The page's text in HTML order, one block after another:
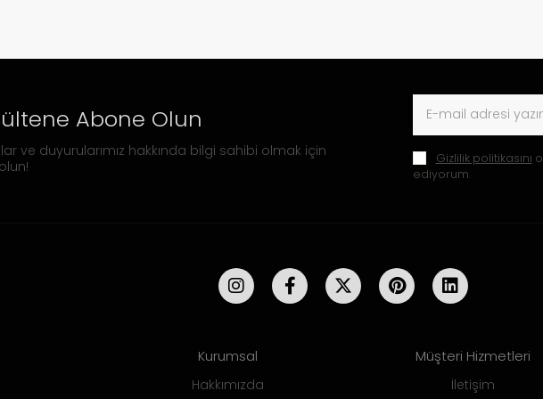
Abone Olun
ve duyurularımız hakkında bilgi sahibi olmak için
Gizlilik politikasını
ediyorum.
Kurumsal
Hakkımızda
Müşteri Hizmetleri
İletişim